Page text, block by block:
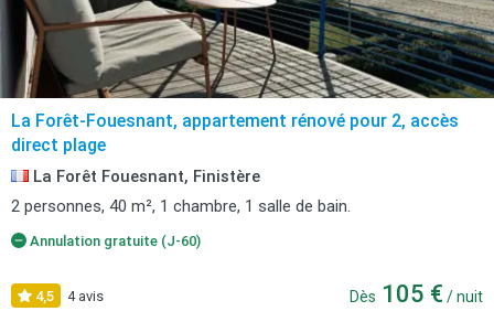
La Forêt-Fouesnant, appartement rénové pour 2, accès
direct plage
La Forêt Fouesnant, Finistère
2 personnes, 40 m², 1 chambre, 1 salle de bain.
Annulation gratuite (J-60)
4,5 4 avis Dès 105 € / nuit